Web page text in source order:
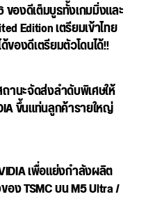
องดีเต็มบูธทั้งเกมมิ่งและ
Edition เตรียมเข้าไทย
ของดีเตรียมตัวโดนได้!!
านะจัดส่งลำดับพิเศษให้
ขึ้นแท่นลูกค้ารายใหญ่
เพื่อแย่งกำลังผลิต
ง TSMC บน M5 Ultra /